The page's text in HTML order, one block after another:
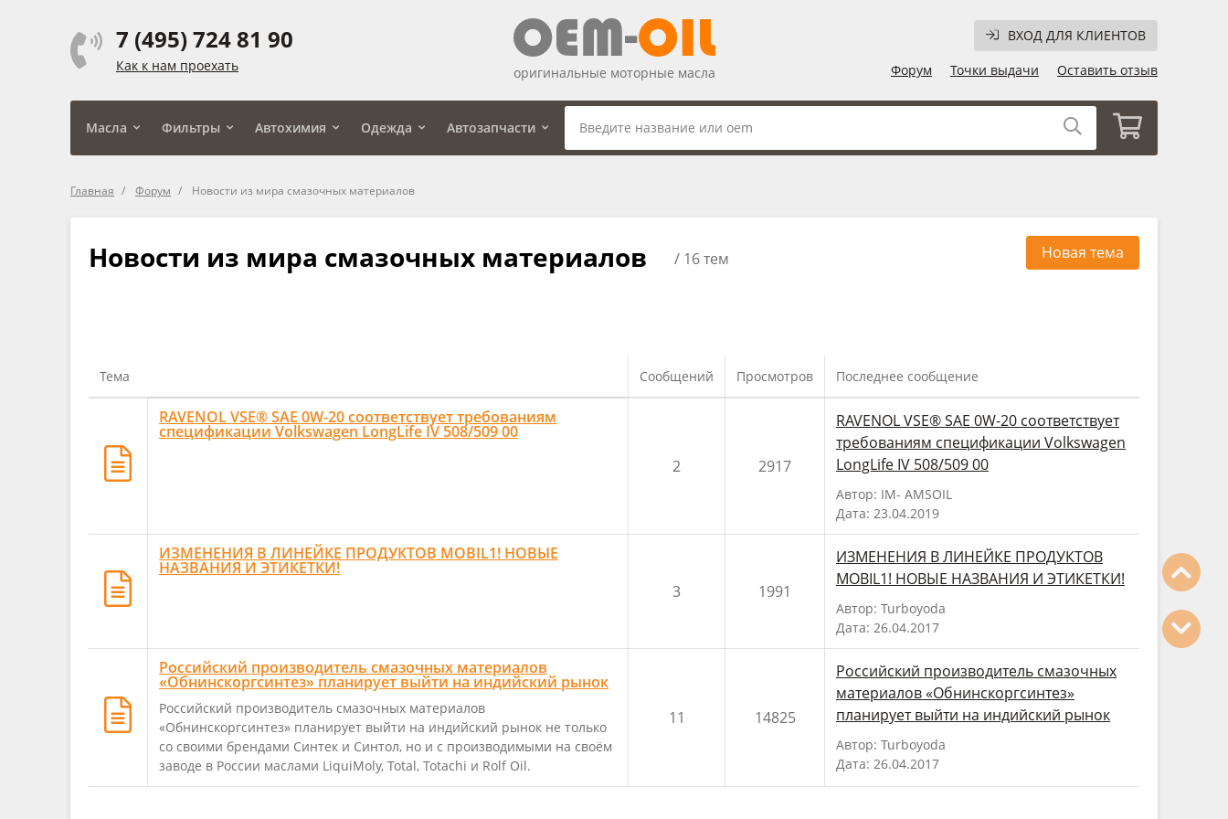
7 (495) 724 81 90
Как к нам проехать
ВХОД ДЛЯ КЛИЕНТОВ
Форум
Точки выдачи Оставить отзыв
оригинальные моторные масла
Масла Фильтры Автохимия Одежда Автозапчасти
Главная Форум Новости из мира смазочных материалов
Новости из мира смазочных материалов / 16 тем Новая тема
Тема Сообщений Просмотров Последнее сообщение
RAVENOL VSE® SAE 0W-20 соответствует требованиям
спецификации Volkswagen LongLife IV 508/509 00
2
2917
RAVENOL VSE® SAE 0W-20 соответствует
требованиям спецификации Volkswagen
LongLife IV 508/509 00
Автор: IM- AMSOIL
Дата: 23.04.2019
ИЗМЕНЕНИЯ В ЛИНЕЙКЕ ПРОДУКТОВ MOBIL1! НОВЫЕ
НАЗВАНИЯ И ЭТИКЕТКИ!
3
1991
ИЗМЕНЕНИЯ В ЛИНЕЙКЕ ПРОДУКТОВ
MOBIL1! НОВЫЕ НАЗВАНИЯ И ЭТИКЕТКИ!
Автор: Turboyoda
Дата: 26.04.2017
Российский производитель смазочных материалов
«Обнинскоргсинтез» планирует выйти на индийский рынок
Российский производитель смазочных материалов
«Обнинскоргсинтез» планирует выйти на индийский рынок не только
со своими брендами Синтек и Синтол, но и с производимыми на своём
заводе в России маслами LiquiMoly, Total, Totachi и Rolf Oil.
11 14825
Российский производитель смазочных
материалов «Обнинскоргсинтез»
планирует выйти на индийский рынок
Автор: Turboyoda
Дата: 26.04.2017